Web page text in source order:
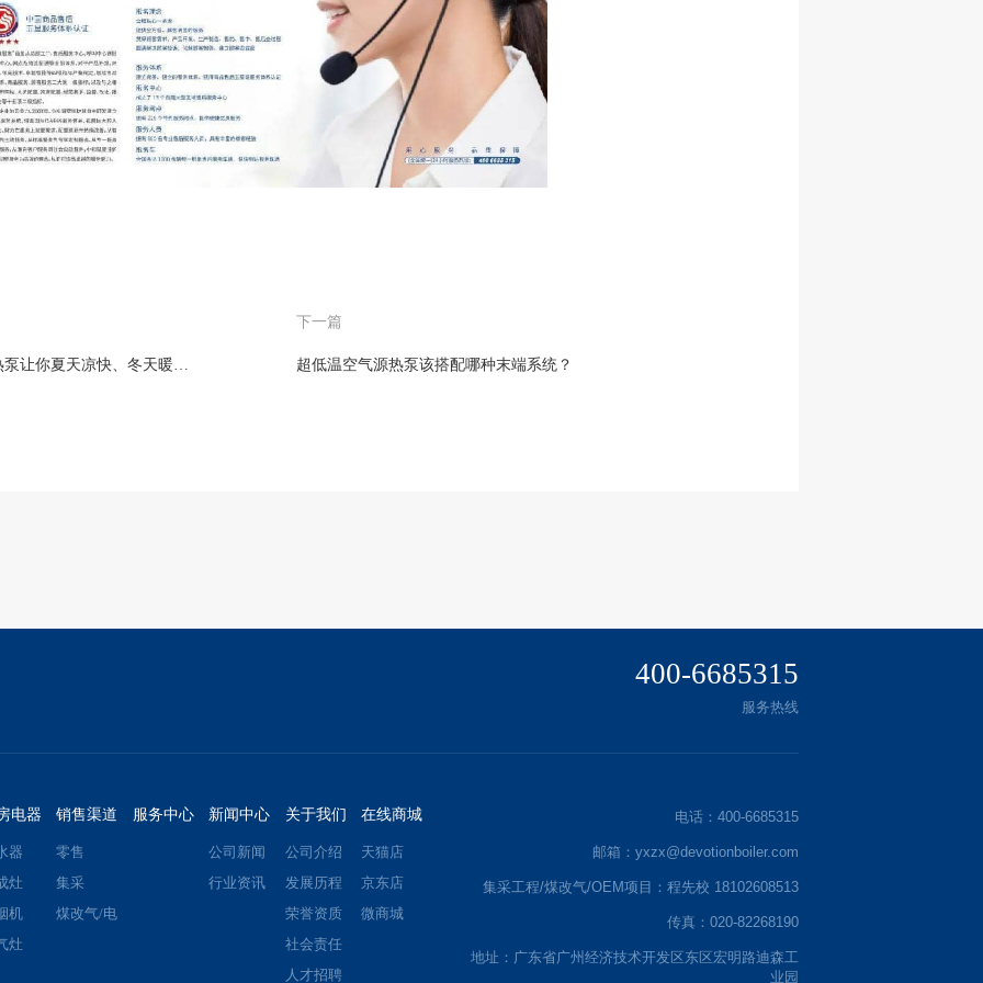
揭秘！超低温空气源热泵让你夏天凉快、冬天暖和？
下一篇
超低温空气源热泵该搭配哪种末端系统？
400-6685315
服务热线
电器
器
灶
机
灶
销售渠道
零售
集采
煤改气/电
服务中心 新闻中心
公司新闻
行业资讯
关于我们
公司介绍
发展历程
荣誉资质
社会责任
人才招聘
在线商城
天猫店
京东店
微商城
电话：400-6685315
邮箱：yxzx@devotionboiler.com
集采工程/煤改气/OEM项目：程先校 18102608513
传真：020-82268190
地址：广东省广州经济技术开发区东区宏明路迪森工
业园